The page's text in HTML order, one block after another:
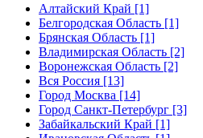
Алтайский Край [1]
Белгородская Область [1]
Брянская Область [1]
Владимирская Область [2]
Воронежская Область [2]
Вся Россия [13]
Город Москва [14]
Город Санкт-Петербург [3]
Забайкальский Край [1]